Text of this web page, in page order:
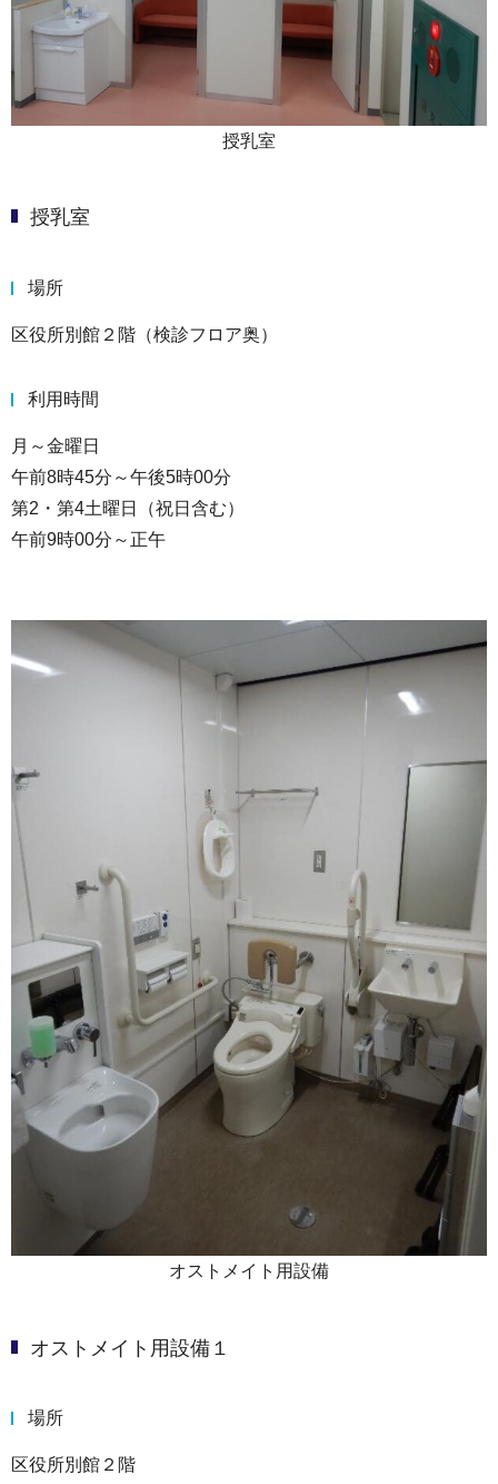
授乳室
授乳室
場所
区役所別館２階（検診フロア奥）
利用時間
月～金曜日
午前8時45分～午後5時00分
第2・第4土曜日（祝日含む）
午前9時00分～正午
オストメイト用設備
オストメイト用設備１
場所
区役所別館２階